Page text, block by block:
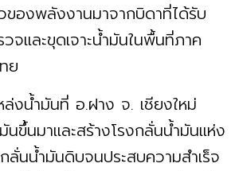
วของพลังงานมาจากบิดาที่ได้รับ
จและขุดเจาะน้ำมันในพื้นที่ภาค
ย
งน้ำมันที่ อ.ฝาง จ. เชียงใหม่
นขึ้นมาและสร้างโรงกลั่นน้ำมันแห่ง
ลั่นน้ำมันดิบจนประสบความสำเร็จ